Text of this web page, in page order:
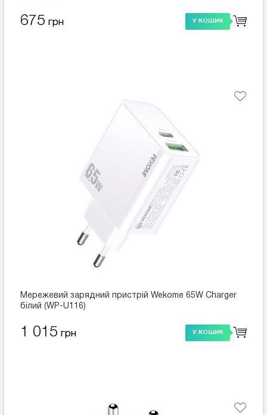
675 грн У КОШИК
Мережевий зарядний пристрій Wekome 65W Charger
білий (WP-U116)
1 015 грн У КОШИК